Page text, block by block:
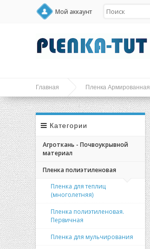
Мой аккаунт
Главная Пленка Армированная
Категории
Агроткань - Почвоукрывной
материал
Пленка полиэтиленовая
Пленка для теплиц
(многолетняя)
Пленка полиэтиленовая.
Первичная
Пленка для мульчирования